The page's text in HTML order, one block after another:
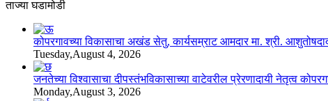
ताज्या घडामोडी
कोपरगावच्या विकासाचा अखंड सेतु, कार्यसम्राट आमदार मा. श्री.
Tuesday,August 4, 2026
जनतेच्या विश्वासाचा दीपस्तंभविकासाच्या वाटेवरील प्रेरणादायी नेतृत्व
Monday,August 3, 2026